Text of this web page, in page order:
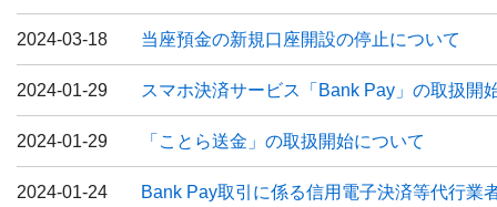
2024-03-18 当座預金の新規口座開設の停止について
2024-01-29 スマホ決済サービス「Bank Pay」の取扱開
2024-01-29 「ことら送金」の取扱開始について
2024-01-24 Bank Pay取引に係る信用電子決済等代行業